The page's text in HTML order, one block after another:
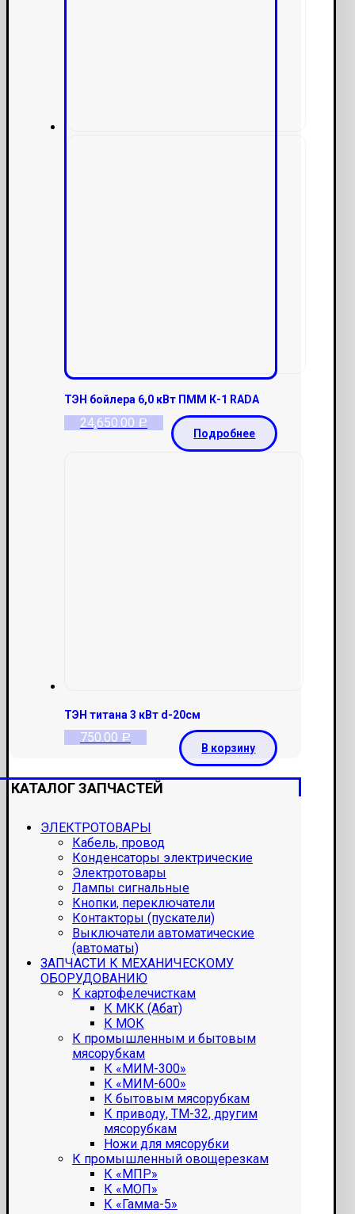
ТЭН бойлера 6,0 кВт ПММ К-1 RADA
24,650.00 Р
Подробнее
ТЭН титана 3 кВт d-20см
750.00 Р
В корзину
КАТАЛОГ ЗАПЧАСТЕЙ
ЭЛЕКТРОТОВАРЫ
Кабель, провод
Конденсаторы электрические
Электротовары
Лампы сигнальные
Кнопки, переключатели
Контакторы (пускатели)
Выключатели автоматические
(автоматы)
ЗАПЧАСТИ К МЕХАНИЧЕСКОМУ
ОБОРУДОВАНИЮ
К картофелечисткам
К МКК (Абат)
К МОК
К промышленным и бытовым
мясорубкам
К «МИМ-300»
К «МИМ-600»
К бытовым мясорубкам
К приводу, ТМ-32, другим
мясорубкам
Ножи для мясорубки
К промышленный овощерезкам
К «МПР»
К «МОП»
К «Гамма-5»